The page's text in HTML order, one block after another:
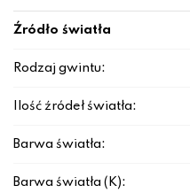
Źródło światła
Rodzaj gwintu:
Ilość źródeł światła:
Barwa światła:
Barwa światła (K):